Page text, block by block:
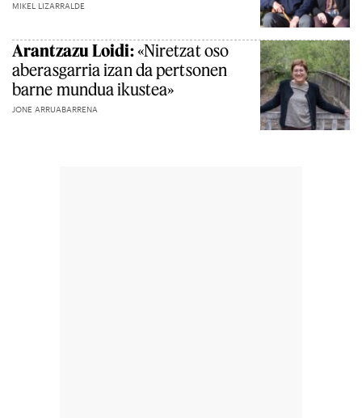
MIKEL LIZARRALDE
Arantzazu Loidi:«Niretzat oso
aberasgarria izan da pertsonen
barne mundua ikustea»
JONE ARRUABARRENA